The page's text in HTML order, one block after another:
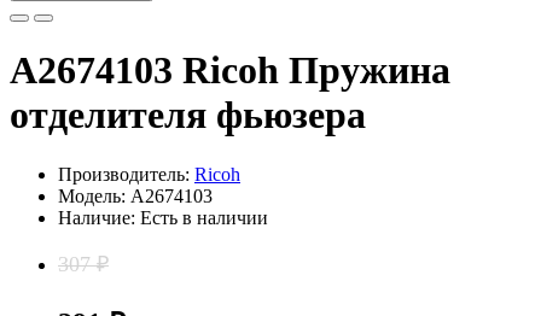
A2674103 Ricoh Пружина
отделителя фьюзера
Производитель: Ricoh
Модель: A2674103
Наличие: Есть в наличии
307 ₽